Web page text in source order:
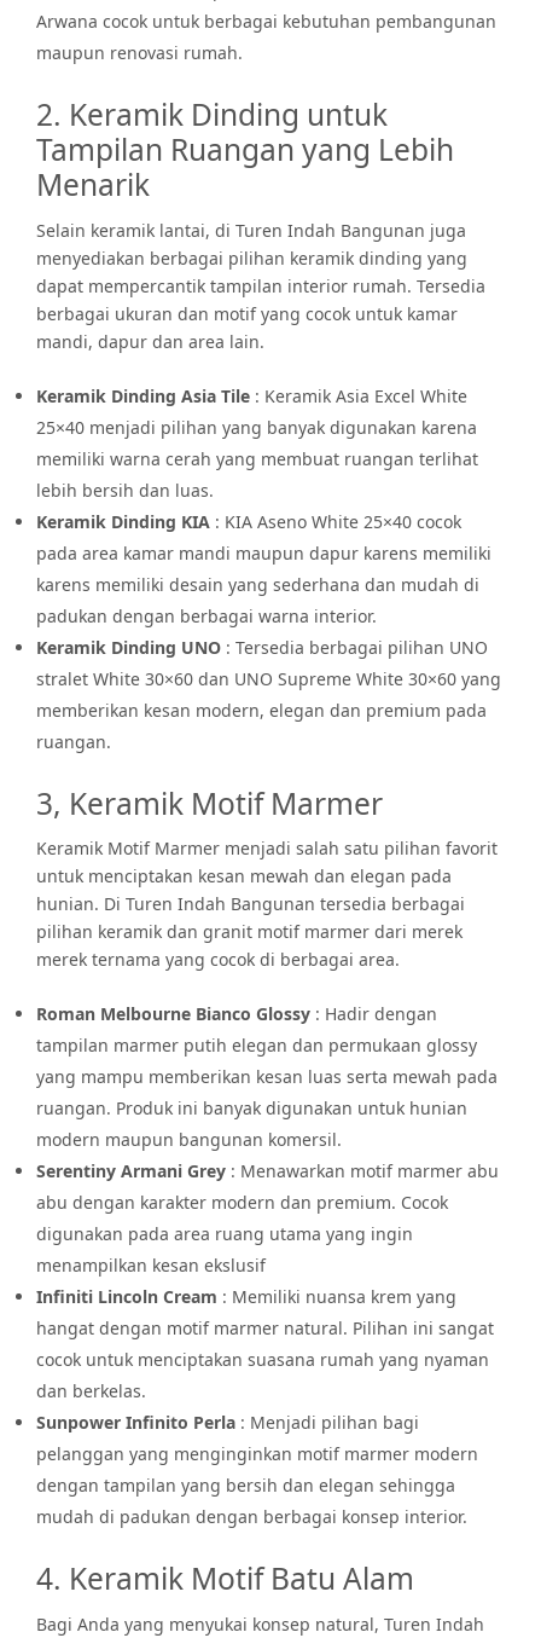
Arwana cocok untuk berbagai kebutuhan pembangunan
maupun renovasi rumah.
2. Keramik Dinding untuk
Tampilan Ruangan yang Lebih
Menarik
Selain keramik lantai, di Turen Indah Bangunan juga
menyediakan berbagai pilihan keramik dinding yang
dapat mempercantik tampilan interior rumah. Tersedia
berbagai ukuran dan motif yang cocok untuk kamar
mandi, dapur dan area lain.
Keramik Dinding Asia Tile : Keramik Asia Excel White
25×40 menjadi pilihan yang banyak digunakan karena
memiliki warna cerah yang membuat ruangan terlihat
lebih bersih dan luas.
Keramik Dinding KIA : KIA Aseno White 25×40 cocok
pada area kamar mandi maupun dapur karens memiliki
karens memiliki desain yang sederhana dan mudah di
padukan dengan berbagai warna interior.
Keramik Dinding UNO : Tersedia berbagai pilihan UNO
stralet White 30×60 dan UNO Supreme White 30×60 yang
memberikan kesan modern, elegan dan premium pada
ruangan.
3, Keramik Motif Marmer
Keramik Motif Marmer menjadi salah satu pilihan favorit
untuk menciptakan kesan mewah dan elegan pada
hunian. Di Turen Indah Bangunan tersedia berbagai
pilihan keramik dan granit motif marmer dari merek
merek ternama yang cocok di berbagai area.
Roman Melbourne Bianco Glossy : Hadir dengan
tampilan marmer putih elegan dan permukaan glossy
yang mampu memberikan kesan luas serta mewah pada
ruangan. Produk ini banyak digunakan untuk hunian
modern maupun bangunan komersil.
Serentiny Armani Grey : Menawarkan motif marmer abu
abu dengan karakter modern dan premium. Cocok
digunakan pada area ruang utama yang ingin
menampilkan kesan ekslusif
Infiniti Lincoln Cream : Memiliki nuansa krem yang
hangat dengan motif marmer natural. Pilihan ini sangat
cocok untuk menciptakan suasana rumah yang nyaman
dan berkelas.
Sunpower Infinito Perla : Menjadi pilihan bagi
pelanggan yang menginginkan motif marmer modern
dengan tampilan yang bersih dan elegan sehingga
mudah di padukan dengan berbagai konsep interior.
4. Keramik Motif Batu Alam
Bagi Anda yang menyukai konsep natural, Turen Indah